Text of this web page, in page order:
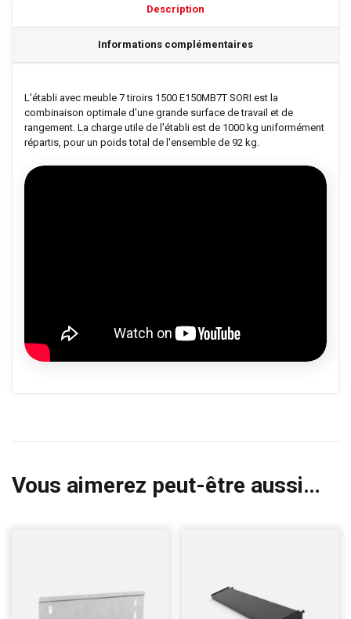
Description
Informations complémentaires
L'établi avec meuble 7 tiroirs 1500 E150MB7T SORI est la
combinaison optimale d'une grande surface de travail et de
rangement. La charge utile de l'établi est de 1000 kg uniformément
répartis, pour un poids total de l'ensemble de 92 kg.
Vous aimerez peut-être aussi…